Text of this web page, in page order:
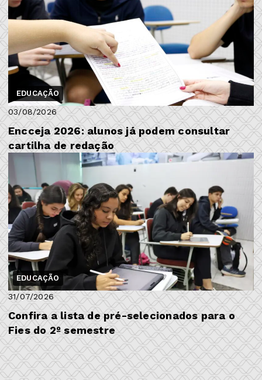
EDUCAÇÃO
03/08/2026
Encceja 2026: alunos já podem consultar
cartilha de redação
EDUCAÇÃO
31/07/2026
Confira a lista de pré-selecionados para o
Fies do 2º semestre